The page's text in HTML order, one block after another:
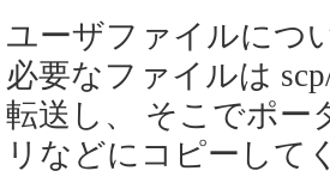
ユーザファイルにつ
必要なファイルは
転送し、 そこでポー
リなどにコピーして